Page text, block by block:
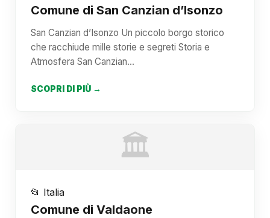
Comune di San Canzian d’Isonzo
San Canzian d’Isonzo Un piccolo borgo storico
che racchiude mille storie e segreti Storia e
Atmosfera San Canzian…
SCOPRI DI PIÙ →
🏛️
📂 Italia
Comune di Valdaone